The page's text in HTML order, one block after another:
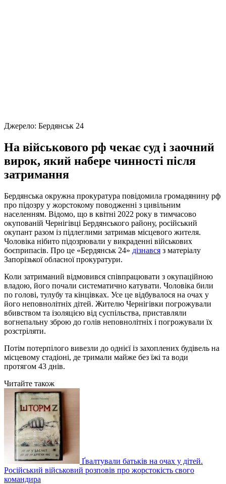
Джерело: Бердянськ 24
На військового рф чекає суд і заочний
вирок, який набере чинності після
затримання
Бердянська окружна прокуратура повідомила громадянину рф
про підозру у жорстокому поводженні з цивільним
населенням. Відомо, що в квітні 2022 року в тимчасово
окупованій Чернігівці Бердянського району, російський
окупант разом із підлеглими затримав місцевого жителя.
Чоловіка нібито підозрювали у викраденні військових
боєприпасів. Про це «Бердянськ 24» дізнався з матеріалу
Запорізької обласної прокуратури.
Коли затриманий відмовився співпрацювати з окупаційною
владою, його почали систематично катувати. Чоловіка били
по голові, тулубу та кінцівках. Усе це відбувалося на очах у
його неповнолітніх дітей. Жителю Чернігівки погрожували
вбивством та ізоляцією від суспільства, приставляли
вогнепальну зброю до голів неповнолітніх і погрожували їх
розстріляти.
Потім потерпілого вивезли до однієї із захоплених будівель на
місцевому стадіоні, де тримали майже без їжі та води
протягом 43 днів.
Читайте також
Ґвалтували батьків на очах у дітей.
Російський військовий розповів про жорстокість свого
командира